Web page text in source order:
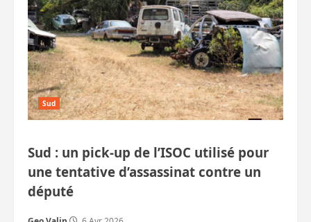
:
70 000
élèves
toujours
privés
d’école
Sud
Sud : un pick‑up de l’ISOC utilisé pour
une tentative d’assassinat contre un
député